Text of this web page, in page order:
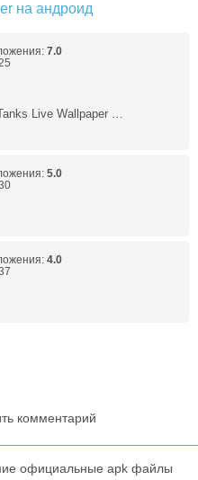
на андроид
7.0
Live Wallpaper …
5.0
4.0
комментарий
официальные apk файлы